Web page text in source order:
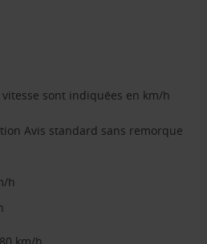
sont indiquées en km/h
Avis standard sans remorque
h